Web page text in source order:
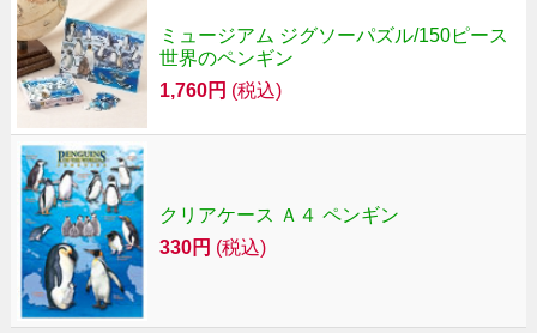
ミュージアム ジグソーパズル/150ピース
世界のペンギン
1,760円 (税込)
クリアケース Ａ４ ペンギン
330円 (税込)